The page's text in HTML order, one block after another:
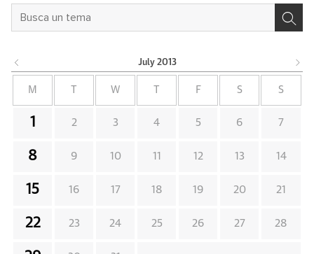
July 2013
M W F S S
1 2 3 4 5 6 7
8 9 10 11 12 13 14
15 16 17 18 19 20 21
22 23 24 25 26 27 28